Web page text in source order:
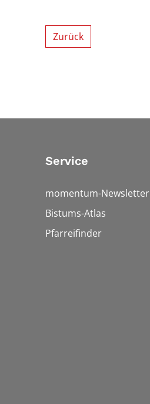
Zurück
Service
momentum-Newsletter
Bistums-Atlas
Pfarreifinder